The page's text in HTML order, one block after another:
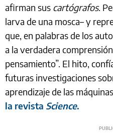
afirman sus cartógrafos.
larva de una mosca– y
que, en palabras de los
a la verdadera
pensamiento”. El hito,
futuras investigaciones
aprendizaje de las
la revista Science.